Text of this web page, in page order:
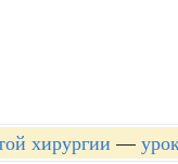
хирургии —